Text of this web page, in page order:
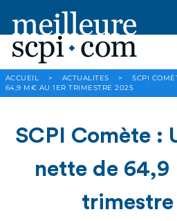
ACCUEIL > ACTUALITES >
SCPI
64,9 M€ AU 1ER TRIMESTRE 2025
SCPI Comète :
nette de 64,9
trimestre